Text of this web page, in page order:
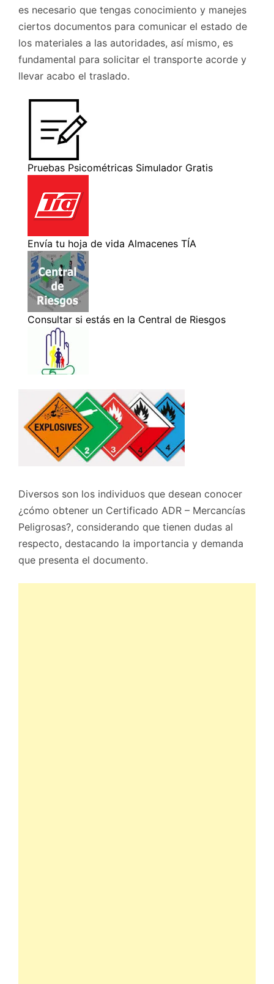
es necesario que tengas conocimiento y manejes
ciertos documentos para comunicar el estado de
los materiales a las autoridades, así mismo, es
fundamental para solicitar el transporte acorde y
llevar acabo el traslado.
Diversos son los individuos que desean conocer
¿cómo obtener un Certificado ADR – Mercancías
Peligrosas?, considerando que tienen dudas al
respecto, destacando la importancia y demanda
que presenta el documento.